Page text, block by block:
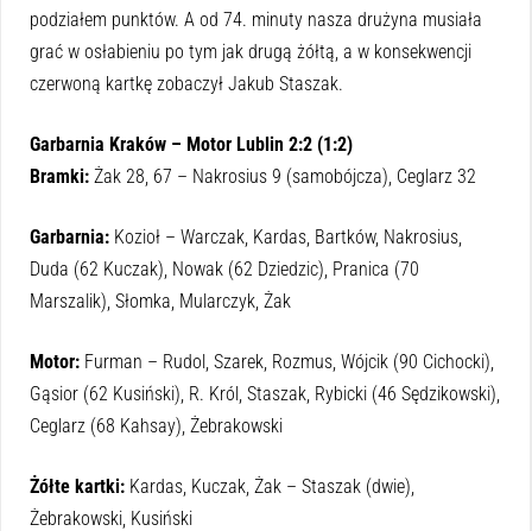
podziałem punktów. A od 74. minuty nasza drużyna musiała
grać w osłabieniu po tym jak drugą żółtą, a w konsekwencji
czerwoną kartkę zobaczył Jakub Staszak.
Garbarnia Kraków – Motor Lublin 2:2 (1:2)
Bramki: Żak 28, 67 – Nakrosius 9 (samobójcza), Ceglarz 32
Garbarnia: Kozioł – Warczak, Kardas, Bartków, Nakrosius,
Duda (62 Kuczak), Nowak (62 Dziedzic), Pranica (70
Marszalik), Słomka, Mularczyk, Żak
Motor: Furman – Rudol, Szarek, Rozmus, Wójcik (90 Cichocki),
Gąsior (62 Kusiński), R. Król, Staszak, Rybicki (46 Sędzikowski),
Ceglarz (68 Kahsay), Żebrakowski
Żółte kartki: Kardas, Kuczak, Żak – Staszak (dwie),
Żebrakowski, Kusiński